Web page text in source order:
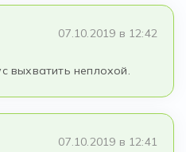
07.10.2019 в 12:42
выхватить неплохой.
07.10.2019 в 12:41